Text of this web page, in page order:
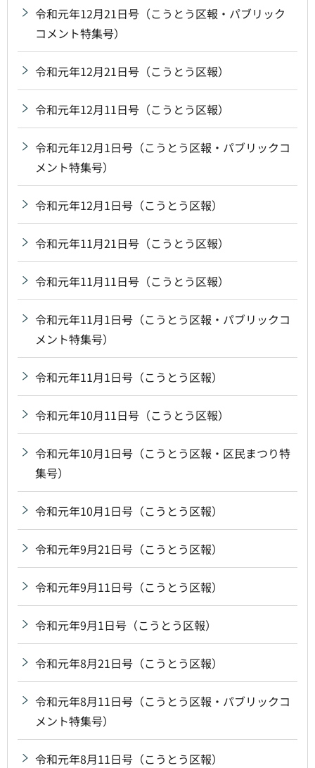
令和元年12月21日号（こうとう区報・パブリック
コメント特集号）
令和元年12月21日号（こうとう区報）
令和元年12月11日号（こうとう区報）
令和元年12月1日号（こうとう区報・パブリックコ
メント特集号）
令和元年12月1日号（こうとう区報）
令和元年11月21日号（こうとう区報）
令和元年11月11日号（こうとう区報）
令和元年11月1日号（こうとう区報・パブリックコ
メント特集号）
令和元年11月1日号（こうとう区報）
令和元年10月11日号（こうとう区報）
令和元年10月1日号（こうとう区報・区民まつり特
集号）
令和元年10月1日号（こうとう区報）
令和元年9月21日号（こうとう区報）
令和元年9月11日号（こうとう区報）
令和元年9月1日号（こうとう区報）
令和元年8月21日号（こうとう区報）
令和元年8月11日号（こうとう区報・パブリックコ
メント特集号）
令和元年8月11日号（こうとう区報）